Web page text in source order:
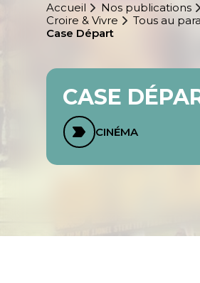
Accueil
Nos publications
Croire & Vivre
Tous au
Case Départ
CASE
CINÉMA